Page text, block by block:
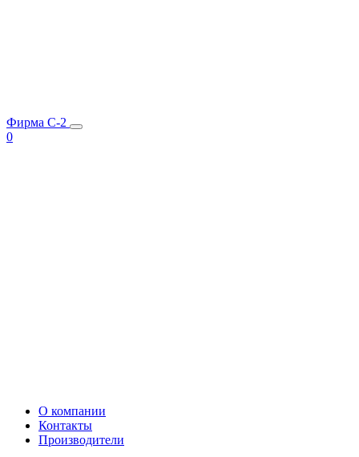
Фирма C-2
0
О компании
Контакты
Производители